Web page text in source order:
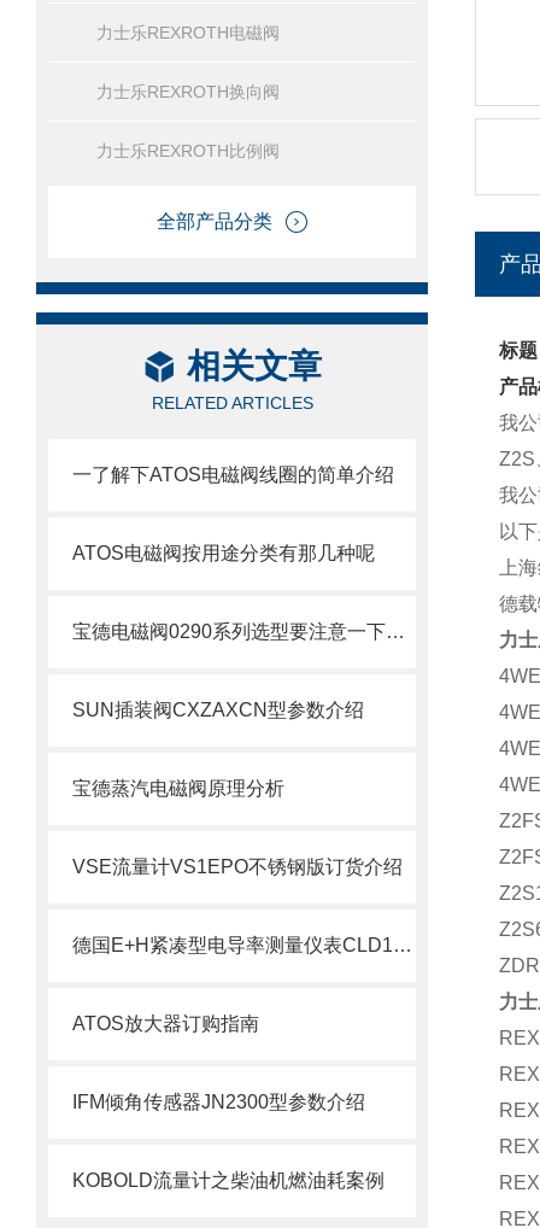
力士乐REXROTH电磁阀
力士乐REXROTH换向阀
力士乐REXROTH比例阀
全部产品分类
相关文章
RELATED ARTICLES
一了解下ATOS电磁阀线圈的简单介绍
ATOS电磁阀按用途分类有那几种呢
宝德电磁阀0290系列选型要注意一下几点
SUN插装阀CXZAXCN型参数介绍
宝德蒸汽电磁阀原理分析
VSE流量计VS1EPO不锈钢版订货介绍
德国E+H紧凑型电导率测量仪表CLD134系列介绍
ATOS放大器订购指南
IFM倾角传感器JN2300型参数介绍
KOBOLD流量计之柴油机燃油耗案例
产
标
产
我
Z2S
我
以
上
德
力
力